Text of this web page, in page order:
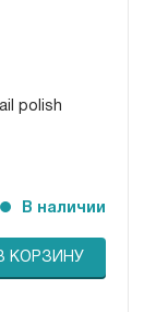
polish
В наличии
КОРЗИНУ